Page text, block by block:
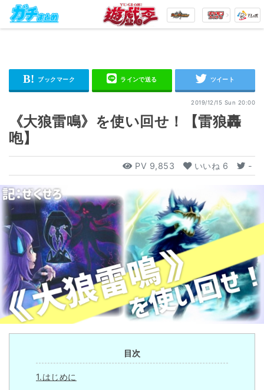
2019/12/15 Sun 20:00
《大狼雷鳴》を使い回せ！【雷狼轟
咆】
PV 9,853 いいね 6 -
目次
1.はじめに